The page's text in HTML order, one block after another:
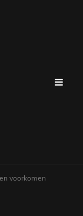
voorkomen